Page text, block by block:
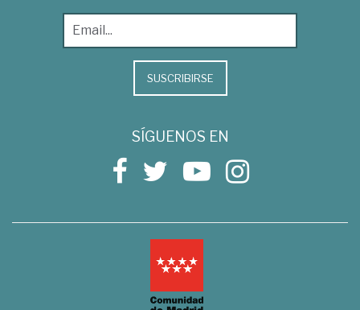
SUSCRIBIRSE
SÍGUENOS EN